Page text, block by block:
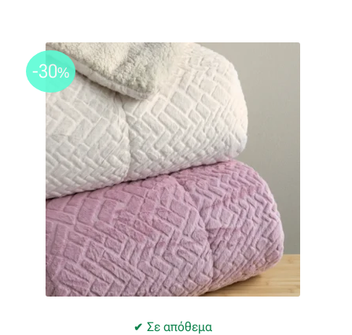
Σε απόθεμα
-30%